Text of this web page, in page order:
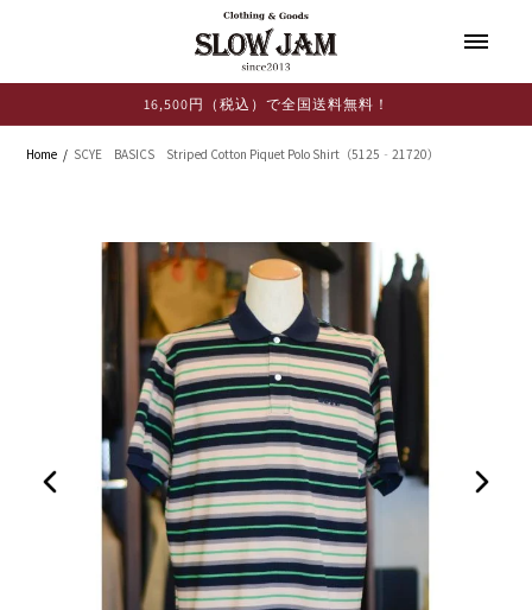
16,500円（税込）で全国送料無料！
Home SCYE BASICS Striped Cotton Piquet Polo Shirt（5125‐21720）